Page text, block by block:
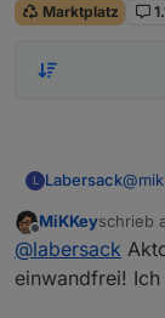
Marktplatz
L Labersack@
Offline
MiKKeyschrieb
zuletzt
@labersack
einwandfrei!